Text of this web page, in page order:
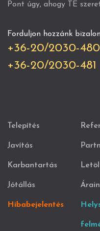
Pont úgy, ahogy TE
Forduljon hozzánk
+36-20/2030-480
+36-20/2030-481
Telepítés
Javítás
Karbantartás
Jótállás
Hibabejelentés